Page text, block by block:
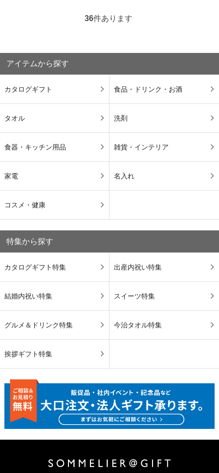
36件あります
アイテムから探す
カタログギフト 食品・ドリンク・お酒
タオル 洗剤
食器・キッチン用品 雑貨・インテリア
家電 名入れ
コスメ・健康
特集から探す
カタログギフト特集 出産内祝い特集
結婚内祝い特集 スイーツ特集
グルメ＆ドリンク特集 今治タオル特集
挨拶ギフト特集